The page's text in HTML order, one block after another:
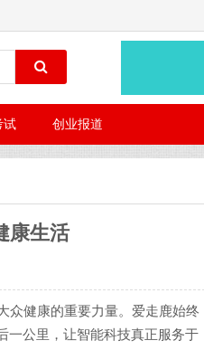
试 创业报道
康生活
众健康的重要力量。爱走鹿始终
一公里，让智能科技真正服务于